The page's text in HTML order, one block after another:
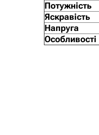
Потужність
Яскравість
Напруга
Особливості